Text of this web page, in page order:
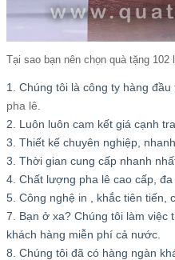
Tại sao bạn nên chọn quà tặng
1. Chúng tôi là công ty hàng
pha lê
2. Luôn luôn cam kết giá cạnh
3. Thiết kế chuyên nghiệp,
3. Thời gian cung cấp nhanh
4. Chất lượng pha lê cao cấp, đa
5. Công nghệ in , khắc tiên tiến,
7. Bạn ở xa? Chúng tôi làm việc
khách hàng miễn phí cả nước.
8. Chúng tôi đã có hàng ngàn